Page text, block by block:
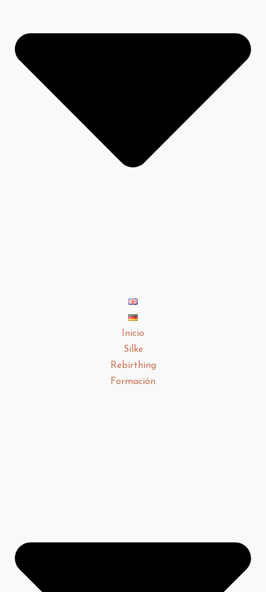
Inicio
Silke
Rebirthing
Formación